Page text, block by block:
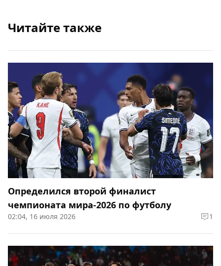
Читайте также
Определился второй финалист
чемпионата мира-2026 по футболу
02:04, 16 июля 2026 1